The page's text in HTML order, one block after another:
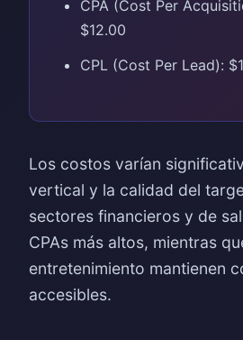
CPA (Cost Per
$12.00
CPL (Cost Per Lead):
Los costos varían
vertical y la calidad del
sectores financieros y de
CPAs más altos, mientras
entretenimiento mantienen
accesibles.